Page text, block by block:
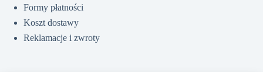
Formy płatności
Koszt dostawy
Reklamacje i zwroty